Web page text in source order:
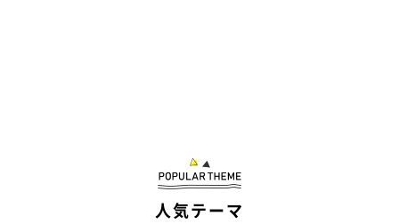
人気テーマ